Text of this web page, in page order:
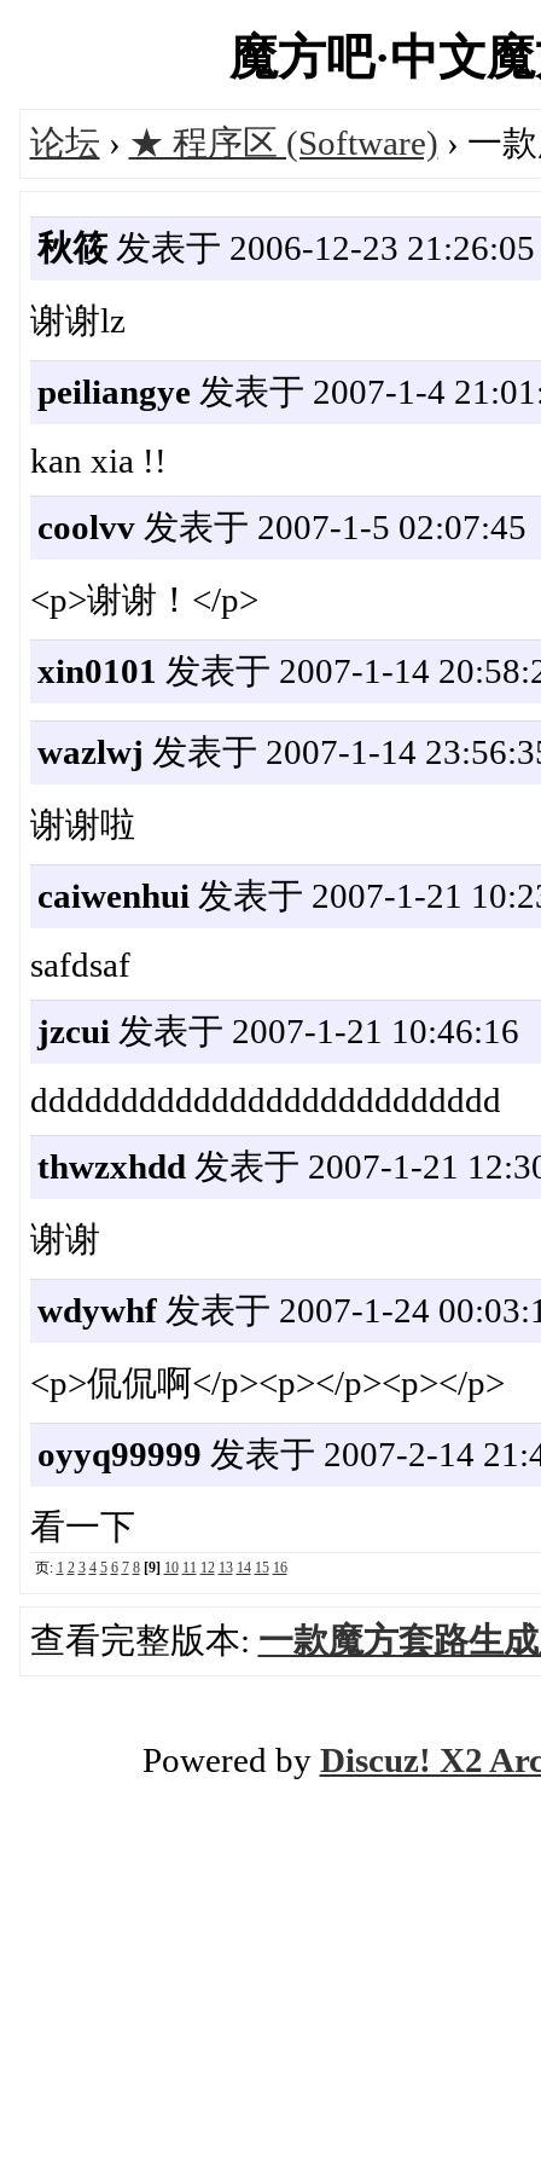
魔方吧·中文
论坛 › ★ 程序区 (Software) › 一
秋筱发表于 2006-12-23 21:26:05
谢谢lz
peiliangye发表于 2007-1-4
kan xia !!
coolvv发表于 2007-1-5 02:07:45
<p>谢谢！</p>
xin0101 发表于 2007-1-14
wazlwj 发表于 2007-1-14
谢谢啦
caiwenhui 发表于 2007-1-21
safdsaf
jzcui 发表于 2007-1-21 10:46:16
dddddddddddddddddddddddddd
thwzxhdd 发表于 2007-1-21
谢谢
wdywhf发表于 2007-1-24
<p>侃侃啊</p><p></p><p></p>
oyyq99999 发表于 2007-2-14
看一下
页: 1 2 3 4 5 6 7 8 [9] 10 11 12 13 14 15 16
查看完整版本: 一款魔方套路生
Powered by Discuz! X2